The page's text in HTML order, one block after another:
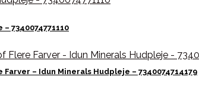
7340074771110
– Idun Minerals Hudpleje – 7340074714179